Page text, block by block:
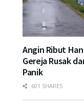
Angin Ribut
Gereja Rusak
Panik
601 SHARES